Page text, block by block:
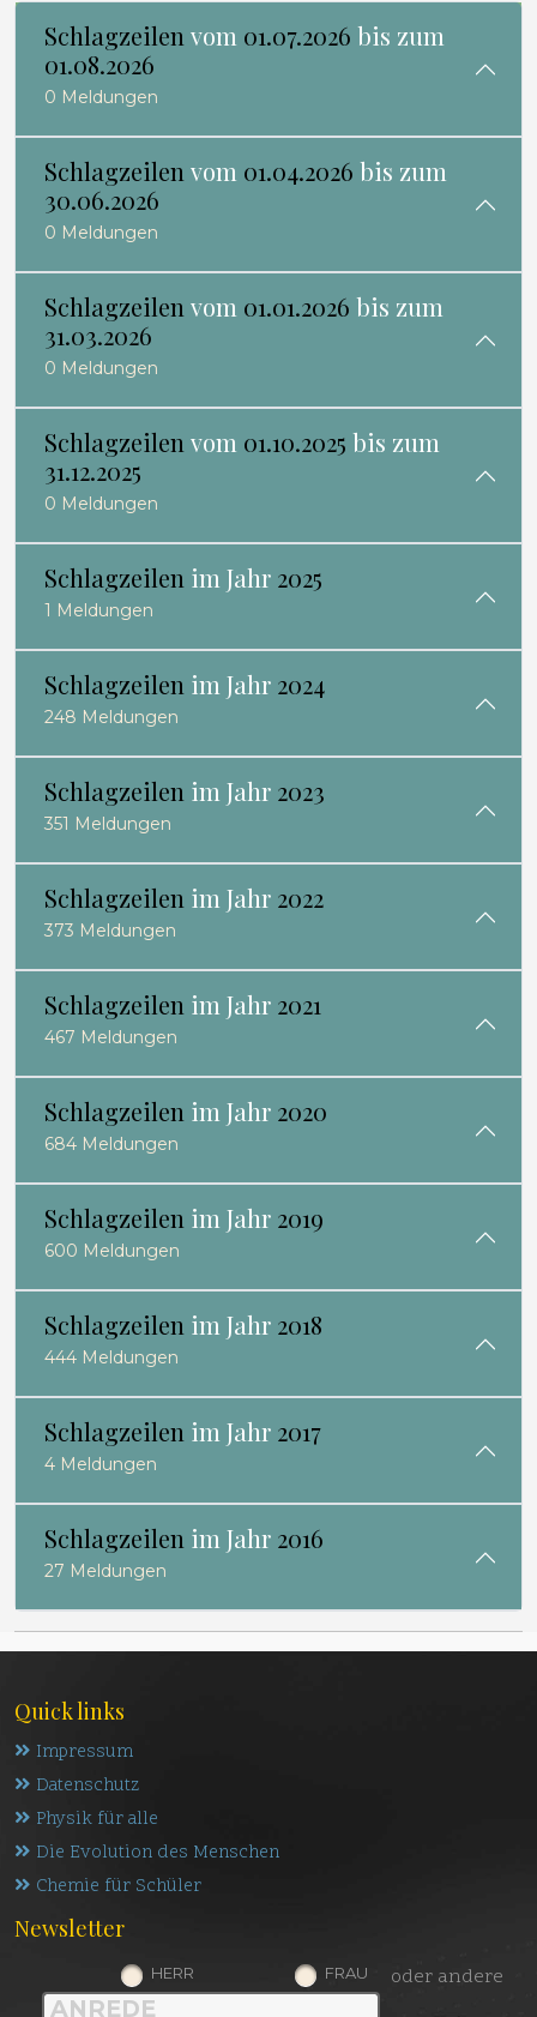
Schlagzeilen vom 01.07.2026 bis zum
01.08.2026
0 Meldungen
Schlagzeilen vom 01.04.2026 bis zum
30.06.2026
0 Meldungen
Schlagzeilen vom 01.01.2026 bis zum
31.03.2026
0 Meldungen
Schlagzeilen vom 01.10.2025 bis zum
31.12.2025
0 Meldungen
Schlagzeilen im Jahr 2025
1 Meldungen
Schlagzeilen im Jahr 2024
248 Meldungen
Schlagzeilen im Jahr 2023
351 Meldungen
Schlagzeilen im Jahr 2022
373 Meldungen
Schlagzeilen im Jahr 2021
467 Meldungen
Schlagzeilen im Jahr 2020
684 Meldungen
Schlagzeilen im Jahr 2019
600 Meldungen
Schlagzeilen im Jahr 2018
444 Meldungen
Schlagzeilen im Jahr 2017
4 Meldungen
Schlagzeilen im Jahr 2016
27 Meldungen
Quick links
Impressum
Datenschutz
Physik für alle
Die Evolution des Menschen
Chemie für Schüler
Newsletter
HERR FRAU oder andere